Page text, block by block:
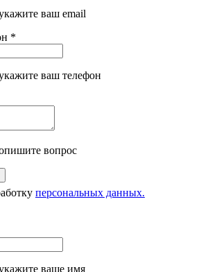
ваш email
*
ваш телефон
вопрос
персональных данных.
ваше имя